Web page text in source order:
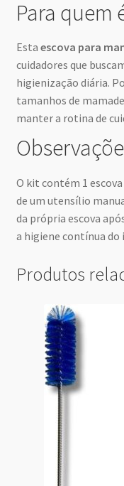
Para quem
Esta escova para
cuidadores que
higienização diária.
tamanhos de
manter a rotina de
O kit contém 1
de um utensílio
da própria escova
a higiene contínua do
Produtos